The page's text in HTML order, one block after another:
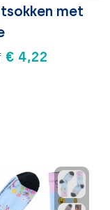
met
€ 4,22